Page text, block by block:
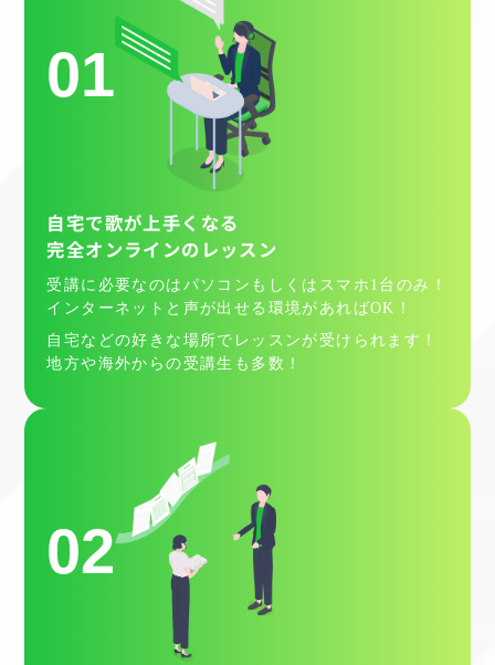
01
自宅で歌が上手くなる
完全オンラインのレッスン
受講に必要なのはパソコンもしくはスマホ1台のみ！
インターネットと声が出せる環境があればOK！
自宅などの好きな場所でレッスンが受けられます！
地方や海外からの受講生も多数！
02